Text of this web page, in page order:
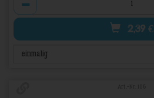
2,39 €